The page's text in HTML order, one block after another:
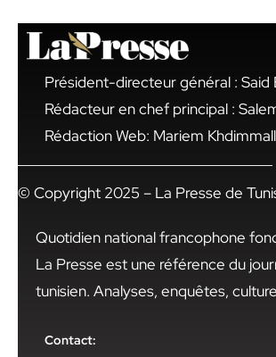
Président-directeur général : Said
Rédacteur en chef principal :
Rédaction Web: Mariem
© Copyright 2025 – La Presse de
Quotidien national francophone
La Presse est une référence du
tunisien. Analyses, enquêtes,
Contact: